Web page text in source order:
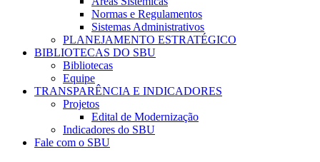
Normas e Regulamentos
Sistemas Administrativos
PLANEJAMENTO ESTRATÉGICO
BIBLIOTECAS DO SBU
Bibliotecas
Equipe
TRANSPARÊNCIA E INDICADORES
Projetos
Edital de Modernização
Indicadores do SBU
Fale com o SBU